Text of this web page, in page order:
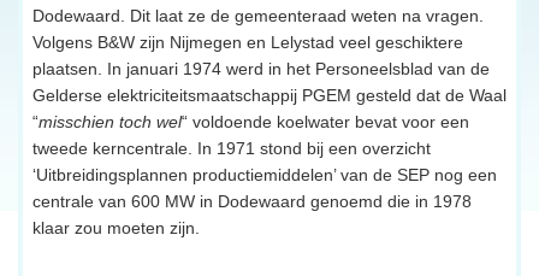
Dodewaard. Dit laat ze de gemeenteraad weten na vragen.
Volgens B&W zijn Nijmegen en Lelystad veel geschiktere
plaatsen. In januari 1974 werd in het Personeelsblad van de
Gelderse elektriciteitsmaatschappij PGEM gesteld dat de Waal
“misschien toch wel“ voldoende koelwater bevat voor een
tweede kerncentrale. In 1971 stond bij een overzicht
‘Uitbreidingsplannen productiemiddelen’ van de SEP nog een
centrale van 600 MW in Dodewaard genoemd die in 1978
klaar zou moeten zijn.